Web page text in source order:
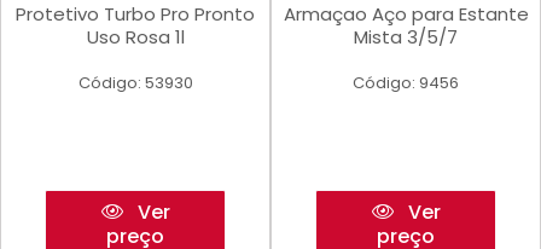
Protetivo Turbo Pro Pronto
Uso Rosa 1l
Código: 53930
Ver
preço
Armaçao Aço para Estante
Mista 3/5/7
Código: 9456
Ver
preço